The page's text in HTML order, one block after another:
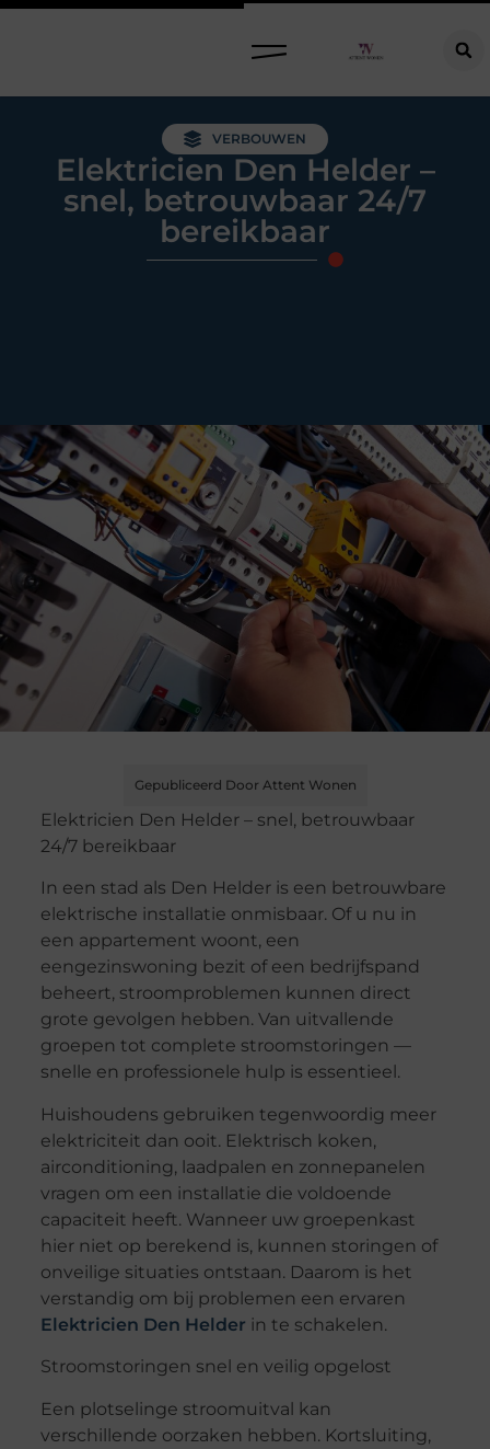
VERBOUWEN
Elektricien Den Helder –
snel, betrouwbaar 24/7
bereikbaar
Gepubliceerd Door Attent Wonen
Elektricien Den Helder – snel, betrouwbaar
24/7 bereikbaar
In een stad als Den Helder is een betrouwbare
elektrische installatie onmisbaar. Of u nu in
een appartement woont, een
eengezinswoning bezit of een bedrijfspand
beheert, stroomproblemen kunnen direct
grote gevolgen hebben. Van uitvallende
groepen tot complete stroomstoringen —
snelle en professionele hulp is essentieel.
Huishoudens gebruiken tegenwoordig meer
elektriciteit dan ooit. Elektrisch koken,
airconditioning, laadpalen en zonnepanelen
vragen om een installatie die voldoende
capaciteit heeft. Wanneer uw groepenkast
hier niet op berekend is, kunnen storingen of
onveilige situaties ontstaan. Daarom is het
verstandig om bij problemen een ervaren
Elektricien Den Helder in te schakelen.
Stroomstoringen snel en veilig opgelost
Een plotselinge stroomuitval kan
verschillende oorzaken hebben. Kortsluiting,